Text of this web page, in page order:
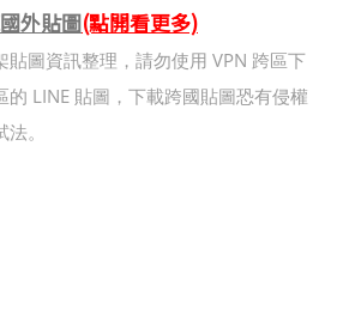
外貼圖(點開看更多)
貼圖資訊整理，請勿使用 VPN 跨區下
LINE 貼圖，下載跨國貼圖恐有侵權
。